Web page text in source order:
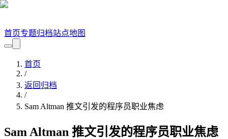
首页专题归档站点地图
首页
/
返回归档
/
Sam Altman 推文引发的程序员职业焦虑
Sam Altman 推文引发的程序员职业焦虑